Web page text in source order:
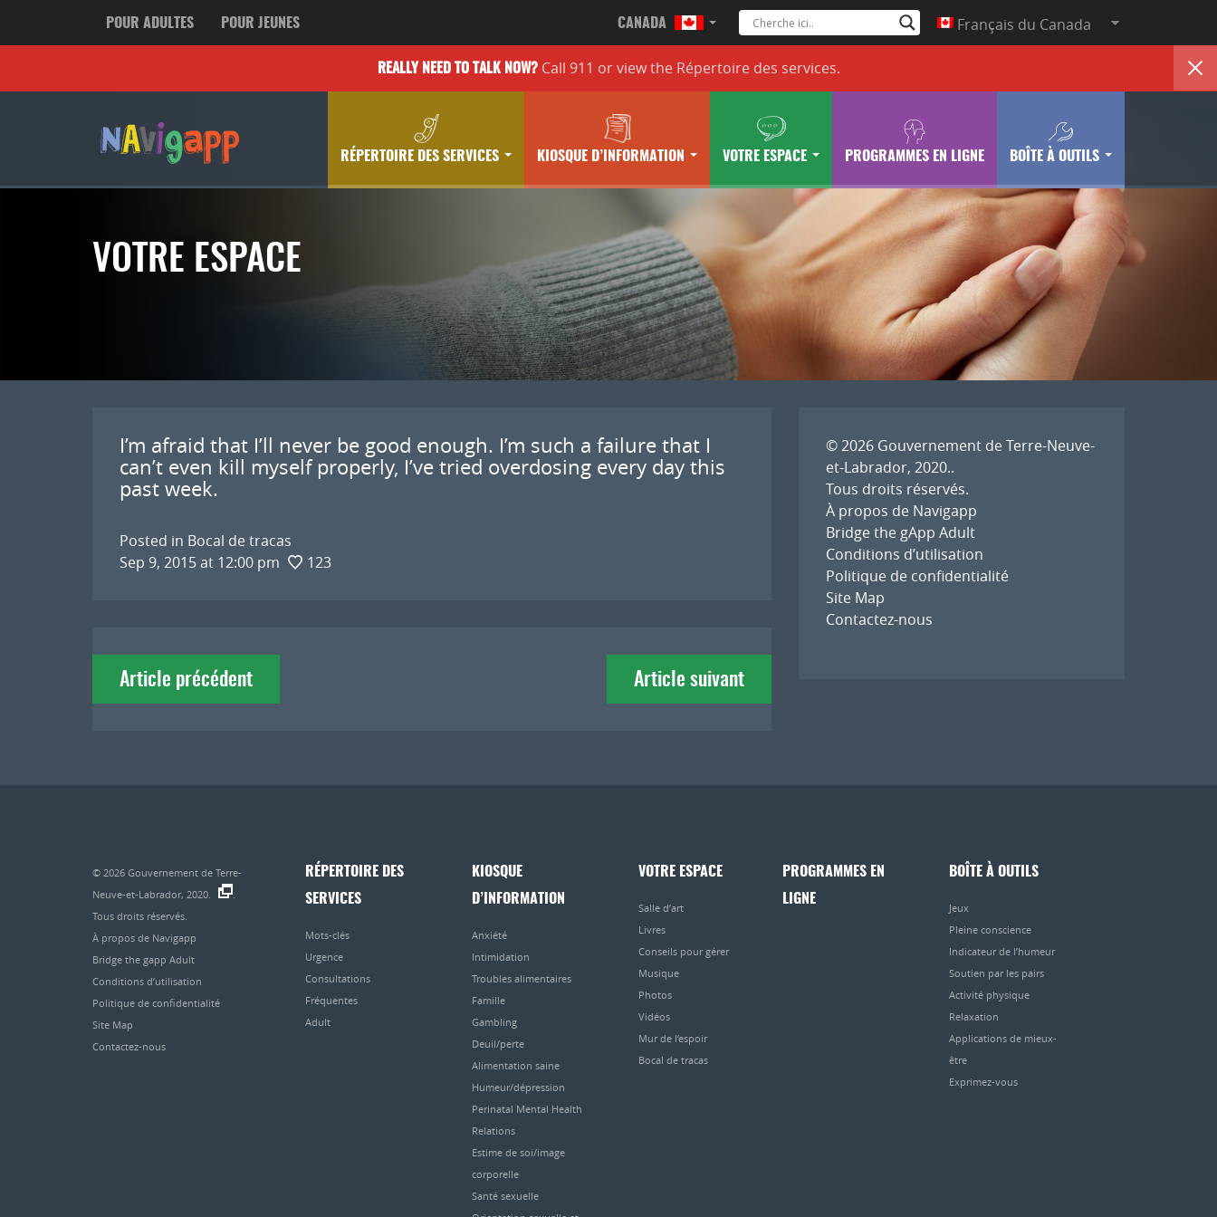
POUR ADULTES POUR JEUNES CANADA Français du Canada
REALLY NEED TO TALK NOW? Call 911 orview the Répertoire des services.
RÉPERTOIRE DES SERVICES KIOSQUE D’INFORMATION VOTRE ESPACE PROGRAMMES EN LIGNE BOÎTE À OUTILS
VOTRE ESPACE
I’m afraid that I’ll never be good enough. I’m such a failure that I
can’t even kill myself properly, I’ve tried overdosing every day this
past week.
Posted in Bocal de tracas
Sep 9, 2015 at 12:00 pm
123
Navigation
deArticle précédent Article suivant
© 2026 Gouvernement de Terre-Neuve-
et-Labrador, 2020..
Tous droits réservés.
À propos de Navigapp
Bridge the gApp Adult
Conditions d’utilisation
Politique de confidentialité
Site Map
Contactez-nous
© 2026 Gouvernement de Terre-
Neuve-et-Labrador, 2020.
Tous droits réservés.
À propos de Navigapp
Bridge the gapp Adult
Conditions d’utilisation
Politique de confidentialité
Site Map
Contactez-nous
RÉPERTOIRE DES
SERVICES
Mots-clés
Urgence
Consultations
Fréquentes
Adult
KIOSQUE
D’INFORMATION
Anxiété
Intimidation
Troubles alimentaires
Famille
Gambling
Deuil/perte
Alimentation saine
Humeur/dépression
Perinatal Mental Health
Relations
Estime de soi/image
corporelle
Santé sexuelle
VOTRE ESPACE
Salle d’art
Livres
Conseils pour gérer
Musique
Photos
Vidéos
Mur de l’espoir
Bocal de tracas
PROGRAMMES EN
LIGNE
BOÎTE À OUTILS
Jeux
Pleine conscience
Indicateur de l’humeur
Soutien par les pairs
Activité physique
Relaxation
Applications de mieux-
être
Exprimez-vous